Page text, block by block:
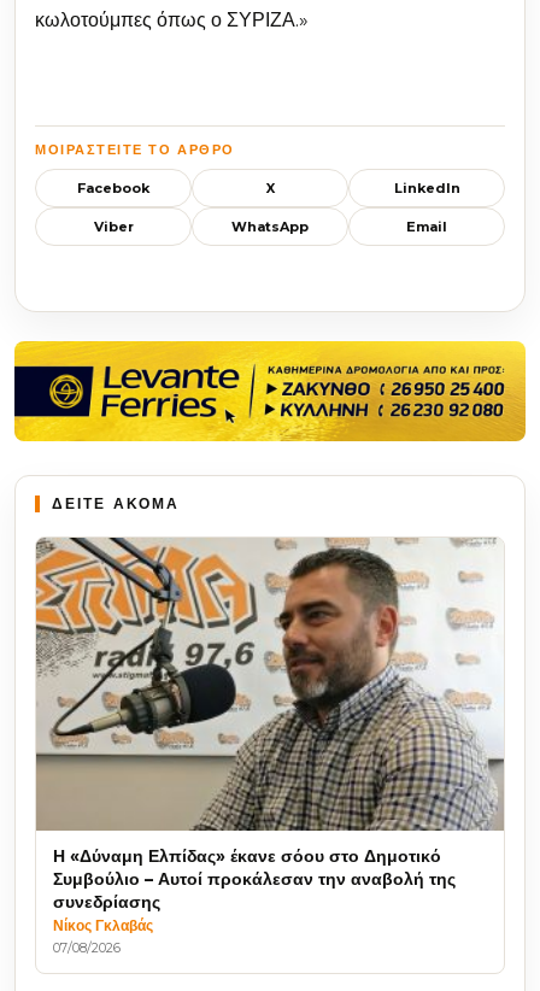
κωλοτούμπες όπως ο ΣΥΡΙΖΑ.»
ΜΟΙΡΑΣΤΕΊΤΕ ΤΟ ΆΡΘΡΟ
Facebook X LinkedIn
Viber WhatsApp Email
ΔΕΙΤΕ ΑΚΟΜΑ
Η «Δύναμη Ελπίδας» έκανε σόου στο Δημοτικό
Συμβούλιο – Αυτοί προκάλεσαν την αναβολή της
συνεδρίασης
Νίκος Γκλαβάς
07/08/2026